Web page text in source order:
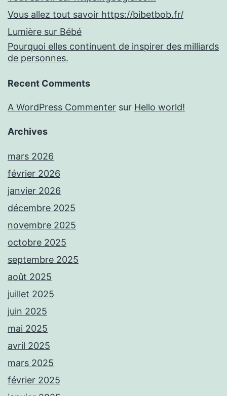
Vous allez tout savoir https://bibetbob.fr/
Lumière sur Bébé
Pourquoi elles continuent de inspirer des milliards
de personnes.
Recent Comments
A WordPress Commenter sur Hello world!
Archives
mars 2026
février 2026
janvier 2026
décembre 2025
novembre 2025
octobre 2025
septembre 2025
août 2025
juillet 2025
juin 2025
mai 2025
avril 2025
mars 2025
février 2025